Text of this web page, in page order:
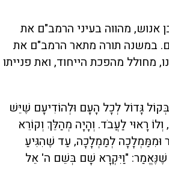
אנוש, מהווה בעיני הרמב"ם את
במשנה תורה מתאר הרמב"ם את
מחולל מהפכת הייחוד, ואת פנייתו
גָּדוֹל לְכָל הָעָם וּלְהוֹדִיעָם שֶׁיֵּשׁ
רָאוּי לַעֲבֹד. וְהָיָה מְהַלֵּךְ וְקוֹרֵא
וּמִמַּמְלָכָה לְמַמְלָכָה, עַד שֶׁהִגִּיעַ
שֶׁנֶּאֱמַר: "וַיִּקְרָא שָׁם בְּשֵׁם ה' אֵל